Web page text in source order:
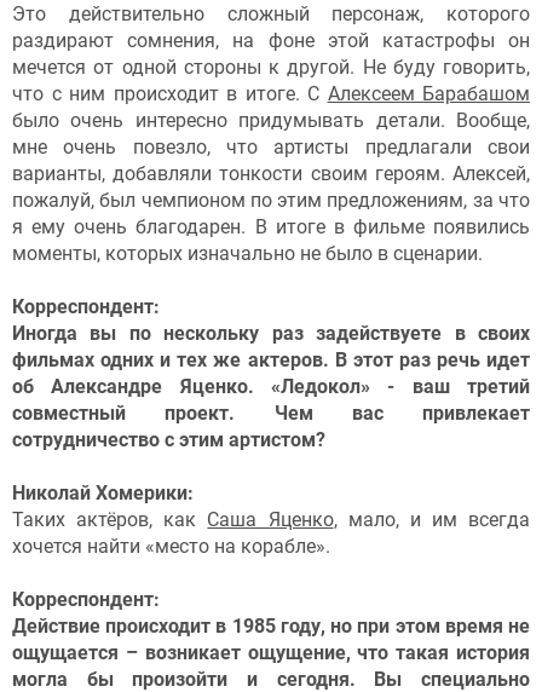
Это действительно сложный персонаж, которого
раздирают сомнения, на фоне этой катастрофы он
мечется от одной стороны к другой. Не буду говорить,
что с ним происходит в итоге. С Алексеем Барабашом
было очень интересно придумывать детали. Вообще,
мне очень повезло, что артисты предлагали свои
варианты, добавляли тонкости своим героям. Алексей,
пожалуй, был чемпионом по этим предложениям, за что
я ему очень благодарен. В итоге в фильме появились
моменты, которых изначально не было в сценарии.
Корреспондент:
Иногда вы по нескольку раз задействуете в своих
фильмах одних и тех же актеров. В этот раз речь идет
об Александре Яценко. «Ледокол» - ваш третий
совместный проект. Чем вас привлекает
сотрудничество с этим артистом?
Николай Хомерики:
Таких актёров, как Саша Яценко, мало, и им всегда
хочется найти «место на корабле».
Корреспондент:
Действие происходит в 1985 году, но при этом время не
ощущается – возникает ощущение, что такая история
могла бы произойти и сегодня. Вы специально